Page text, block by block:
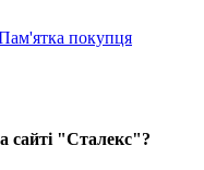
покупця
сайті "Сталекс"?